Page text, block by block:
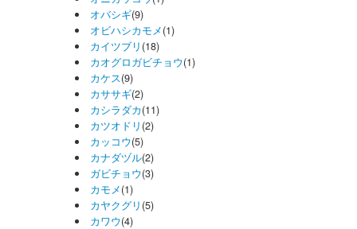
オバシギ(9)
オビハシカモメ(1)
カイツブリ (18)
カオグロガビチョウ(1)
カケス(9)
カササギ(2)
カシラダカ(11)
カツオドリ (2)
カッコウ(5)
カナダヅル(2)
ガビチョウ(3)
カモメ(1)
カヤクグリ (5)
カワウ(4)